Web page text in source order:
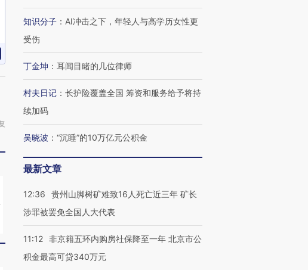
马航飞行员跨国走私7万
粒摇头丸 尿检体内含3种
度Z世代 用街头抗争将教
育部长拱下台
飞地休达
知识分子 ： AI冲击之下，年轻人与高学历女性更
受伤
丁金坤 ： 耳闻目睹的几位律师
村夫日记 ： 长护险覆盖全国 筹资和服务给予将持
续加码
吴晓波 ： “沉睡”的10万亿元公积金
最新文章
12:36
贵州山脚树矿难致16人死亡近三年 矿长
涉罪被罢免全国人大代表
11:12 非京籍五环内购房社保降至一年 北京市公
积金最高可贷340万元